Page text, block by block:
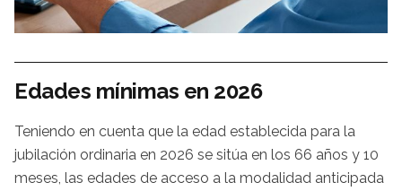
Edades mínimas en 2026
Teniendo en cuenta que la edad establecida para la
jubilación ordinaria en 2026 se sitúa en los 66 años y 10
meses, las edades de acceso a la modalidad anticipada